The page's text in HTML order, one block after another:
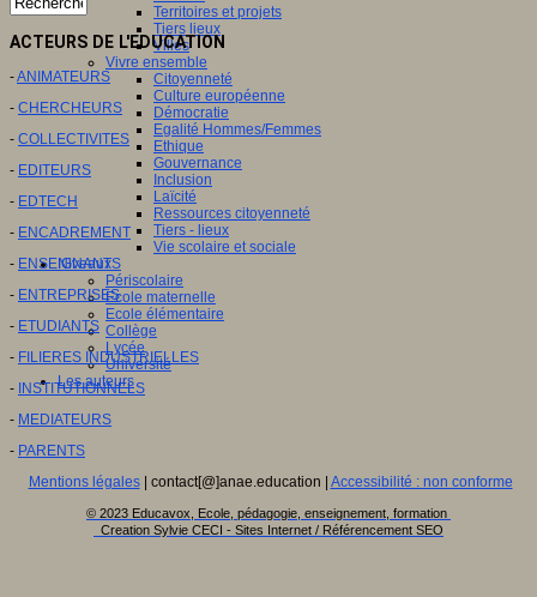
Territoires et projets
Tiers lieux
Villes
Vivre ensemble
Citoyenneté
Culture européenne
Démocratie
Egalité Hommes/Femmes
Ethique
Gouvernance
Inclusion
Laïcité
Ressources citoyenneté
Tiers - lieux
Vie scolaire et sociale
Niveaux
Périscolaire
Ecole maternelle
Ecole élémentaire
Collège
Lycée
Université
Les auteurs
ACTEURS DE L'EDUCATION
-ANIMATEURS
- CHERCHEURS
- COLLECTIVITES
- EDITEURS
- EDTECH
- ENCADREMENT
- ENSEIGNANTS
- ENTREPRISES
- ETUDIANTS
- FILIERES INDUSTRIELLES
- INSTITUTIONNELS
- MEDIATEURS
- PARENTS
Mentions légales| contact[@]anae.education | Accessibilité : non conforme
© 2023 Educavox, Ecole, pédagogie, enseignement, formation
Creation Sylvie CECI - Sites Internet / Référencement SEO